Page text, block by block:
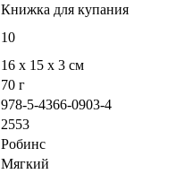
Книжка для купания
10
16 х 15 х 3 см
70 г
978-5-4366-0903-4
2553
Робинс
Мягкий